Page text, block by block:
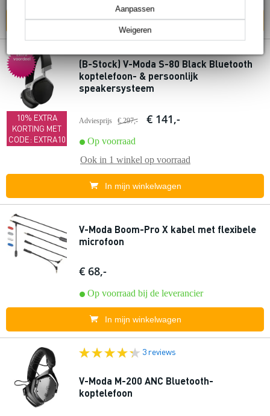
Weigeren
Aanpassen
In mijn winkelwagen
Extra
voordeel
10% EXTRA
KORTING MET
CODE: EXTRA10
(B-Stock) V-Moda S-80 Black Bluetooth
koptelefoon- & persoonlijk
speakersysteem
Adviesprijs € 297,- € 141,-
Op voorraad
Ook in 1 winkel op voorraad
In mijn winkelwagen
V-Moda Boom-Pro X kabel met flexibele
microfoon
€ 68,-
Op voorraad bij de leverancier
In mijn winkelwagen
3 reviews
V-Moda M-200 ANC Bluetooth-
koptelefoon